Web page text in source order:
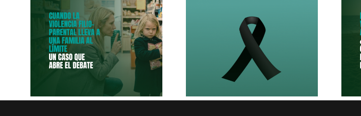
Apoyo Al Pueblo
De Venezuela
Pantallas,
Verano Y
Adolescentes